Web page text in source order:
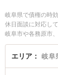
岐阜県で債権の時
休日面談に対応し
岐阜市や各務原市
収に関係する売掛
絞り込み検索もで
エリア 岐阜